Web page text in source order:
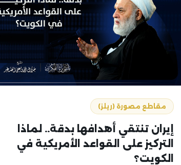
مقاطع مصورة (ريلز)
إيران تنتقي أهدافها بدقة.. لماذا
التركيز على القواعد الأمريكية في
الكويت؟